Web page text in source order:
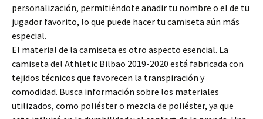
personalización, permitiéndote añadir tu nombre o el de tu
jugador favorito, lo que puede hacer tu camiseta aún más
especial.
El material de la camiseta es otro aspecto esencial. La
camiseta del Athletic Bilbao 2019-2020 está fabricada con
tejidos técnicos que favorecen la transpiración y
comodidad. Busca información sobre los materiales
utilizados, como poliéster o mezcla de poliéster, ya que